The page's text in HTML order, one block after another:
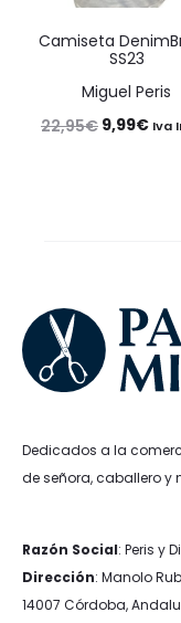
Camiseta
SS23
Miguel Peris
22,95€ El
9,99€ElIva
Dedicados a la
de señora, caballero y
Razón Social: Peris y
Dirección: Manolo
14007 Córdoba,